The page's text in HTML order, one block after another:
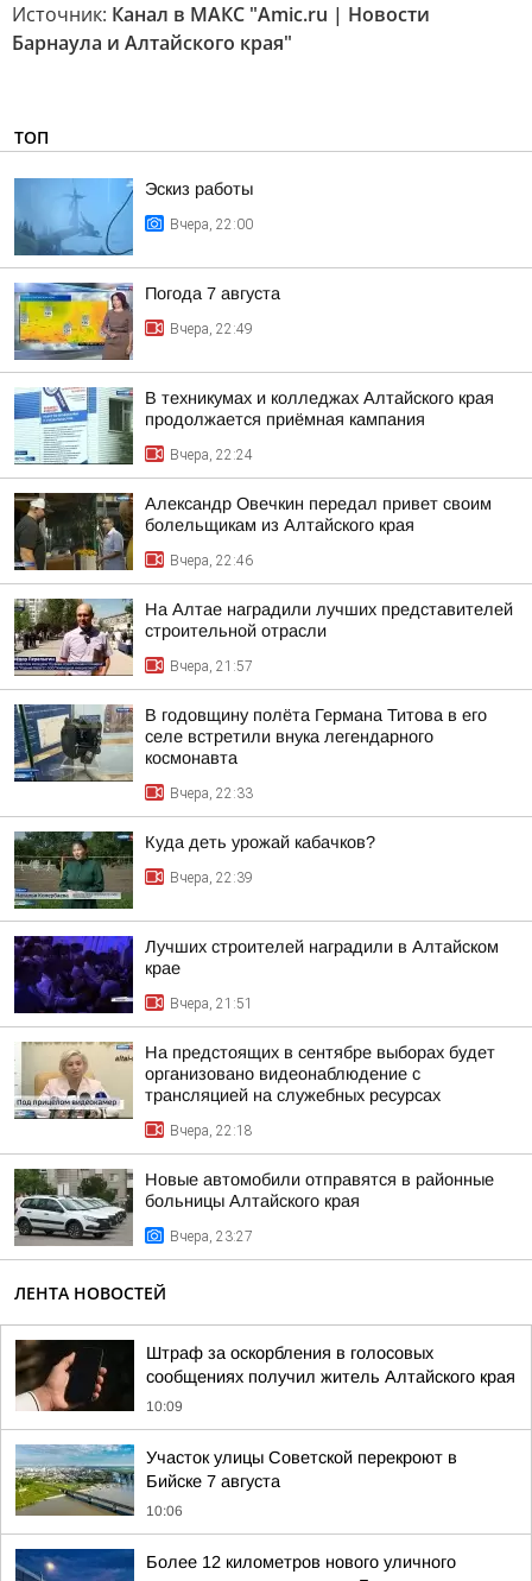
Источник: Канал в МАКС "Amic.ru | Новости
Барнаула и Алтайского края"
ТОП
Эскиз работы
Вчера, 22:00
Погода 7 августа
Вчера, 22:49
В техникумах и колледжах Алтайского края
продолжается приёмная кампания
Вчера, 22:24
Александр Овечкин передал привет своим
болельщикам из Алтайского края
Вчера, 22:46
На Алтае наградили лучших представителей
строительной отрасли
Вчера, 21:57
В годовщину полёта Германа Титова в его
селе встретили внука легендарного
космонавта
Вчера, 22:33
Куда деть урожай кабачков?
Вчера, 22:39
Лучших строителей наградили в Алтайском
крае
Вчера, 21:51
На предстоящих в сентябре выборах будет
организовано видеонаблюдение с
трансляцией на служебных ресурсах
Вчера, 22:18
Новые автомобили отправятся в районные
больницы Алтайского края
Вчера, 23:27
ЛЕНТА НОВОСТЕЙ
Штраф за оскорбления в голосовых
сообщениях получил житель Алтайского края
10:09
Участок улицы Советской перекроют в
Бийске 7 августа
10:06
Более 12 километров нового уличного